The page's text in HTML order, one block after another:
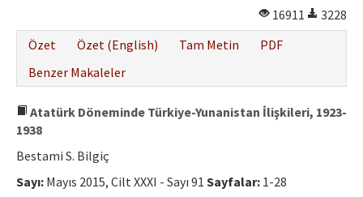
16911
3228
Özet
Özet (English) Tam Metin
PDF
Benzer Makaleler
Atatürk Döneminde Türkiye-Yunanistan İlişkileri, 1923-
1938
Bestami S. Bilgiç
Sayı: Mayıs 2015, Cilt XXXI - Sayı 91 Sayfalar: 1-28